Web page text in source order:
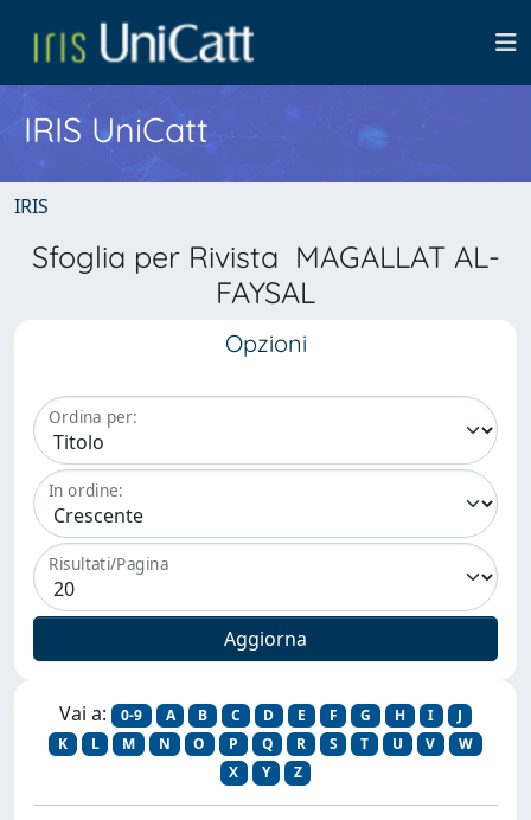
IRIS UniCatt
IRIS
Sfoglia per Rivista MAGALLAT AL-
FAYSAL
Opzioni
Ordina per:
In ordine:
Risultati/Pagina
Vai a: 0-9 A B C D E F G H I
J
K
L M N O P Q R S T U V
W
X
Y Z